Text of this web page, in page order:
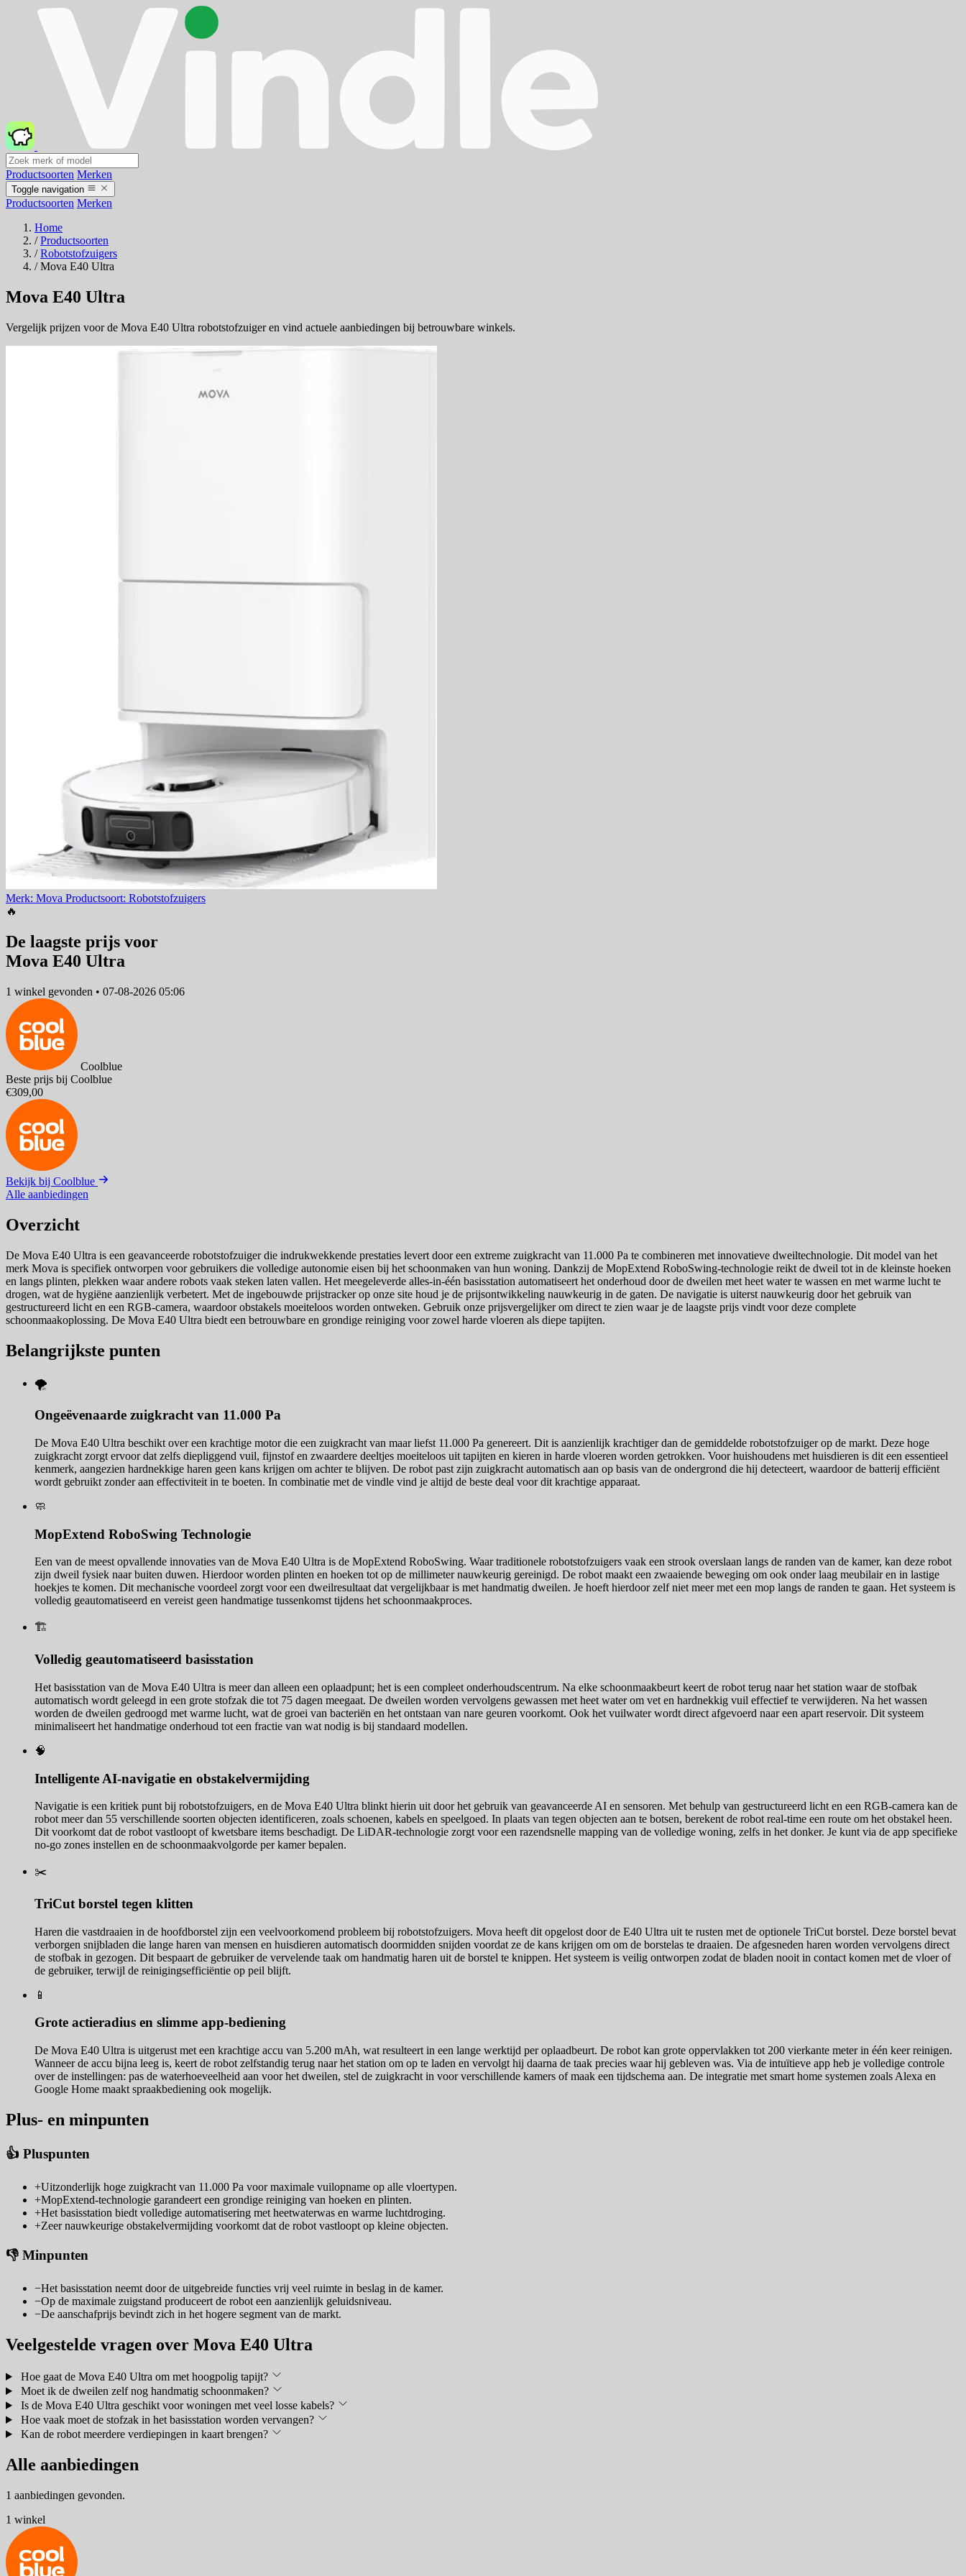
Productsoorten Merken
Toggle navigation
Productsoorten Merken
Home
/ Productsoorten
/ Robotstofzuigers
/ Mova E40 Ultra
Mova E40 Ultra
Vergelijk prijzen voor de Mova E40 Ultra robotstofzuiger en vind actuele aanbiedingen bij betrouwbare winkels.
Merk: Mova Productsoort: Robotstofzuigers
🔥
De laagste prijs voor
Mova E40 Ultra
1 winkel gevonden • 07-08-2026 05:06
Coolblue
Beste prijs bij Coolblue
€309,00
Bekijk bij Coolblue
Alle aanbiedingen
Overzicht
De Mova E40 Ultra is een geavanceerde robotstofzuiger die indrukwekkende prestaties levert door een extreme zuigkracht van 11.000 Pa te combineren met innovatieve dweiltechnologie. Dit model van het
merk Mova is specifiek ontworpen voor gebruikers die volledige autonomie eisen bij het schoonmaken van hun woning. Dankzij de MopExtend RoboSwing-technologie reikt de dweil tot in de kleinste hoeken
en langs plinten, plekken waar andere robots vaak steken laten vallen. Het meegeleverde alles-in-één basisstation automatiseert het onderhoud door de dweilen met heet water te wassen en met warme lucht te
drogen, wat de hygiëne aanzienlijk verbetert. Met de ingebouwde prijstracker op onze site houd je de prijsontwikkeling nauwkeurig in de gaten. De navigatie is uiterst nauwkeurig door het gebruik van
gestructureerd licht en een RGB-camera, waardoor obstakels moeiteloos worden ontweken. Gebruik onze prijsvergelijker om direct te zien waar je de laagste prijs vindt voor deze complete
schoonmaakoplossing. De Mova E40 Ultra biedt een betrouwbare en grondige reiniging voor zowel harde vloeren als diepe tapijten.
Belangrijkste punten
🌪️
Ongeëvenaarde zuigkracht van 11.000 Pa
De Mova E40 Ultra beschikt over een krachtige motor die een zuigkracht van maar liefst 11.000 Pa genereert. Dit is aanzienlijk krachtiger dan de gemiddelde robotstofzuiger op de markt. Deze hoge
zuigkracht zorgt ervoor dat zelfs diepliggend vuil, fijnstof en zwaardere deeltjes moeiteloos uit tapijten en kieren in harde vloeren worden getrokken. Voor huishoudens met huisdieren is dit een essentieel
kenmerk, aangezien hardnekkige haren geen kans krijgen om achter te blijven. De robot past zijn zuigkracht automatisch aan op basis van de ondergrond die hij detecteert, waardoor de batterij efficiënt
wordt gebruikt zonder aan effectiviteit in te boeten. In combinatie met de vindle vind je altijd de beste deal voor dit krachtige apparaat.
🧼
MopExtend RoboSwing Technologie
Een van de meest opvallende innovaties van de Mova E40 Ultra is de MopExtend RoboSwing. Waar traditionele robotstofzuigers vaak een strook overslaan langs de randen van de kamer, kan deze robot
zijn dweil fysiek naar buiten duwen. Hierdoor worden plinten en hoeken tot op de millimeter nauwkeurig gereinigd. De robot maakt een zwaaiende beweging om ook onder laag meubilair en in lastige
hoekjes te komen. Dit mechanische voordeel zorgt voor een dweilresultaat dat vergelijkbaar is met handmatig dweilen. Je hoeft hierdoor zelf niet meer met een mop langs de randen te gaan. Het systeem is
volledig geautomatiseerd en vereist geen handmatige tussenkomst tijdens het schoonmaakproces.
🏗️
Volledig geautomatiseerd basisstation
Het basisstation van de Mova E40 Ultra is meer dan alleen een oplaadpunt; het is een compleet onderhoudscentrum. Na elke schoonmaakbeurt keert de robot terug naar het station waar de stofbak
automatisch wordt geleegd in een grote stofzak die tot 75 dagen meegaat. De dweilen worden vervolgens gewassen met heet water om vet en hardnekkig vuil effectief te verwijderen. Na het wassen
worden de dweilen gedroogd met warme lucht, wat de groei van bacteriën en het ontstaan van nare geuren voorkomt. Ook het vuilwater wordt direct afgevoerd naar een apart reservoir. Dit systeem
minimaliseert het handmatige onderhoud tot een fractie van wat nodig is bij standaard modellen.
🧠
Intelligente AI-navigatie en obstakelvermijding
Navigatie is een kritiek punt bij robotstofzuigers, en de Mova E40 Ultra blinkt hierin uit door het gebruik van geavanceerde AI en sensoren. Met behulp van gestructureerd licht en een RGB-camera kan de
robot meer dan 55 verschillende soorten objecten identificeren, zoals schoenen, kabels en speelgoed. In plaats van tegen objecten aan te botsen, berekent de robot real-time een route om het obstakel heen.
Dit voorkomt dat de robot vastloopt of kwetsbare items beschadigt. De LiDAR-technologie zorgt voor een razendsnelle mapping van de volledige woning, zelfs in het donker. Je kunt via de app specifieke
no-go zones instellen en de schoonmaakvolgorde per kamer bepalen.
✂️
TriCut borstel tegen klitten
Haren die vastdraaien in de hoofdborstel zijn een veelvoorkomend probleem bij robotstofzuigers. Mova heeft dit opgelost door de E40 Ultra uit te rusten met de optionele TriCut borstel. Deze borstel bevat
verborgen snijbladen die lange haren van mensen en huisdieren automatisch doormidden snijden voordat ze de kans krijgen om om de borstelas te draaien. De afgesneden haren worden vervolgens direct
de stofbak in gezogen. Dit bespaart de gebruiker de vervelende taak om handmatig haren uit de borstel te knippen. Het systeem is veilig ontworpen zodat de bladen nooit in contact komen met de vloer of
de gebruiker, terwijl de reinigingsefficiëntie op peil blijft.
📱
Grote actieradius en slimme app-bediening
De Mova E40 Ultra is uitgerust met een krachtige accu van 5.200 mAh, wat resulteert in een lange werktijd per oplaadbeurt. De robot kan grote oppervlakken tot 200 vierkante meter in één keer reinigen.
Wanneer de accu bijna leeg is, keert de robot zelfstandig terug naar het station om op te laden en vervolgt hij daarna de taak precies waar hij gebleven was. Via de intuïtieve app heb je volledige controle
over de instellingen: pas de waterhoeveelheid aan voor het dweilen, stel de zuigkracht in voor verschillende kamers of maak een tijdschema aan. De integratie met smart home systemen zoals Alexa en
Google Home maakt spraakbediening ook mogelijk.
Plus- en minpunten
👍 Pluspunten
+Uitzonderlijk hoge zuigkracht van 11.000 Pa voor maximale vuilopname op alle vloertypen.
+MopExtend-technologie garandeert een grondige reiniging van hoeken en plinten.
+Het basisstation biedt volledige automatisering met heetwaterwas en warme luchtdroging.
+Zeer nauwkeurige obstakelvermijding voorkomt dat de robot vastloopt op kleine objecten.
👎 Minpunten
−Het basisstation neemt door de uitgebreide functies vrij veel ruimte in beslag in de kamer.
−Op de maximale zuigstand produceert de robot een aanzienlijk geluidsniveau.
−De aanschafprijs bevindt zich in het hogere segment van de markt.
Veelgestelde vragen over Mova E40 Ultra
Hoe gaat de Mova E40 Ultra om met hoogpolig tapijt?
Moet ik de dweilen zelf nog handmatig schoonmaken?
Is de Mova E40 Ultra geschikt voor woningen met veel losse kabels?
Hoe vaak moet de stofzak in het basisstation worden vervangen?
Kan de robot meerdere verdiepingen in kaart brengen?
Alle aanbiedingen
1 aanbiedingen gevonden.
1 winkel